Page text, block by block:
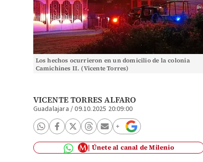
Los hechos ocurrieron en un domicilio de la colonia
Camichines II. (Vicente Torres)
VICENTE TORRES ALFARO
Guadalajara /09.10.2025 20:09:00
Únete al canal de Milenio